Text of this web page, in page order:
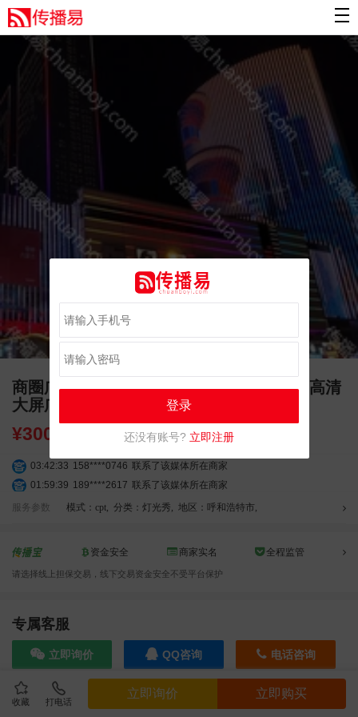
收藏 打电话
立即询价 立即购买
商圈广告 内蒙古呼和浩特首府广场灯光秀 高清
大屏广告
¥30000.00
03:42:33 158****0746 联系了该媒体所在商家
01:59:39 189****2617 联系了该媒体所在商家
12:40:20 177****7961
联系了该媒体所在商家
03:40:56
157****6971
联系了该媒体所在商家
02:32:27
04:09:07 182****6963 联系了该媒体所在商家
11:44:28 130****3379
联系了该媒体所在商家
191****0991 联系了该媒体所在商家
05:24:34
186****8762 联系了该媒体所在商家
服务参数 模式：cpt, 分类：灯光秀, 地区：呼和浩特市,
资金安全 商家实名 全程监管
请选择线上担保交易，线下交易资金安全不受平台保护
专属客服
立即询价 QQ咨询 电话咨询
效果截图
登录
还没有账号? 立即注册